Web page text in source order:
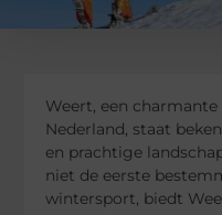
Weert, een
Nederland, staat
en prachtige
niet de eerste
wintersport, biedt